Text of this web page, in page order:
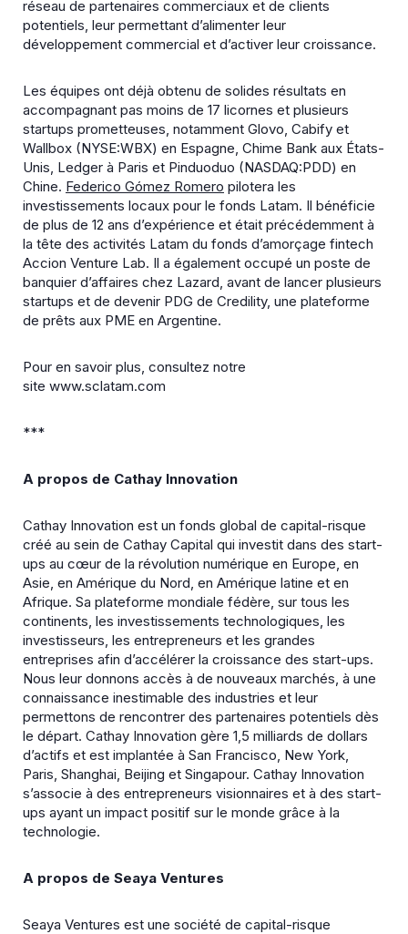
réseau de partenaires commerciaux et de clients
potentiels, leur permettant d’alimenter leur
développement commercial et d’activer leur croissance.
Les équipes ont déjà obtenu de solides résultats en
accompagnant pas moins de 17 licornes et plusieurs
startups prometteuses, notamment Glovo, Cabify et
Wallbox (NYSE:WBX) en Espagne, Chime Bank aux États-
Unis, Ledger à Paris et Pinduoduo (NASDAQ:PDD) en
Chine. Federico Gómez Romero pilotera les
investissements locaux pour le fonds Latam. Il bénéficie
de plus de 12 ans d’expérience et était précédemment à
la tête des activités Latam du fonds d’amorçage fintech
Accion Venture Lab. Il a également occupé un poste de
banquier d’affaires chez Lazard, avant de lancer plusieurs
startups et de devenir PDG de Credility, une plateforme
de prêts aux PME en Argentine.
Pour en savoir plus, consultez notre
site www.sclatam.com
***
A propos de Cathay Innovation
Cathay Innovation est un fonds global de capital-risque
créé au sein de Cathay Capital qui investit dans des start-
ups au cœur de la révolution numérique en Europe, en
Asie, en Amérique du Nord, en Amérique latine et en
Afrique. Sa plateforme mondiale fédère, sur tous les
continents, les investissements technologiques, les
investisseurs, les entrepreneurs et les grandes
entreprises afin d’accélérer la croissance des start-ups.
Nous leur donnons accès à de nouveaux marchés, à une
connaissance inestimable des industries et leur
permettons de rencontrer des partenaires potentiels dès
le départ. Cathay Innovation gère 1,5 milliards de dollars
d’actifs et est implantée à San Francisco, New York,
Paris, Shanghai, Beijing et Singapour. Cathay Innovation
s’associe à des entrepreneurs visionnaires et à des start-
ups ayant un impact positif sur le monde grâce à la
technologie.
A propos de Seaya Ventures
Seaya Ventures est une société de capital-risque